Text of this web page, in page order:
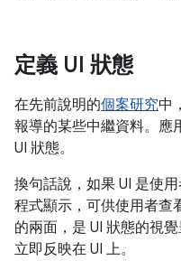
定義 UI 狀態
在先前說明的個案研究中
報導的某些中繼資料。應
UI 狀態。
換句話說，如果 UI 是使
程式顯示，可供使用者查
的兩面，是 UI 狀態的視
立即反映在 UI 上。